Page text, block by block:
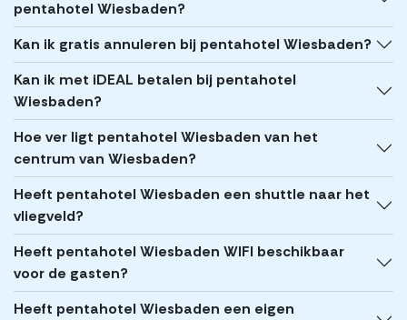
pentahotel Wiesbaden?
Kan ik gratis annuleren bij pentahotel Wiesbaden?
Kan ik met iDEAL betalen bij pentahotel
Wiesbaden?
Hoe ver ligt pentahotel Wiesbaden van het
centrum van Wiesbaden?
Heeft pentahotel Wiesbaden een shuttle naar het
vliegveld?
Heeft pentahotel Wiesbaden WIFI beschikbaar
voor de gasten?
Heeft pentahotel Wiesbaden een eigen